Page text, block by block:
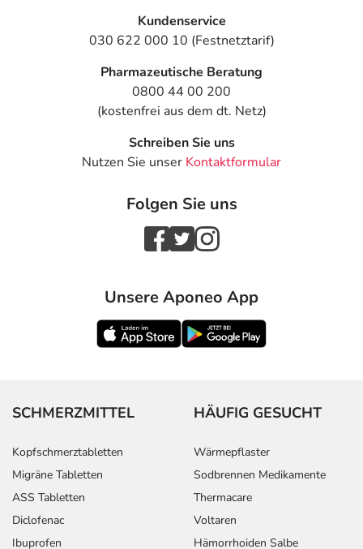
Kundenservice
030 622 000 10 (Festnetztarif)
Pharmazeutische Beratung
0800 44 00 200
(kostenfrei aus dem dt. Netz)
Schreiben Sie uns
Nutzen Sie unser Kontaktformular
Folgen Sie uns
Unsere Aponeo App
SCHMERZMITTEL
Kopfschmerztabletten
Migräne Tabletten
ASS Tabletten
Diclofenac
Ibuprofen
HÄUFIG GESUCHT
Wärmepflaster
Sodbrennen Medikamente
Thermacare
Voltaren
Hämorrhoiden Salbe